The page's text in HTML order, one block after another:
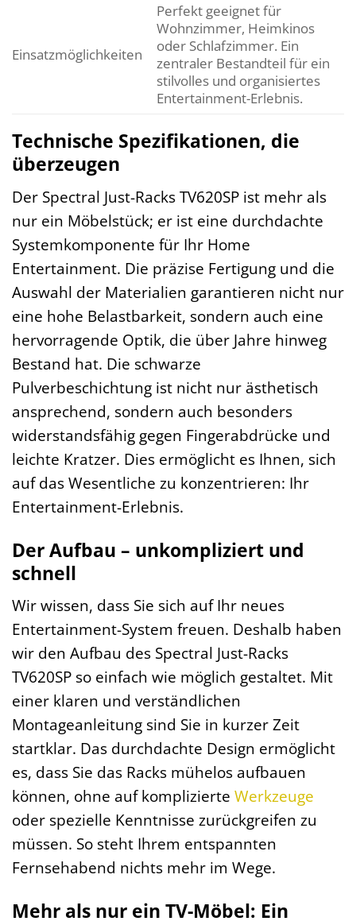
Einsatzmöglichkeiten
Perfekt geeignet für
Wohnzimmer, Heimkinos
oder Schlafzimmer. Ein
zentraler Bestandteil für ein
stilvolles und organisiertes
Entertainment-Erlebnis.
Technische Spezifikationen, die
überzeugen
Der Spectral Just-Racks TV620SP ist mehr als
nur ein Möbelstück; er ist eine durchdachte
Systemkomponente für Ihr Home
Entertainment. Die präzise Fertigung und die
Auswahl der Materialien garantieren nicht nur
eine hohe Belastbarkeit, sondern auch eine
hervorragende Optik, die über Jahre hinweg
Bestand hat. Die schwarze
Pulverbeschichtung ist nicht nur ästhetisch
ansprechend, sondern auch besonders
widerstandsfähig gegen Fingerabdrücke und
leichte Kratzer. Dies ermöglicht es Ihnen, sich
auf das Wesentliche zu konzentrieren: Ihr
Entertainment-Erlebnis.
Der Aufbau – unkompliziert und
schnell
Wir wissen, dass Sie sich auf Ihr neues
Entertainment-System freuen. Deshalb haben
wir den Aufbau des Spectral Just-Racks
TV620SP so einfach wie möglich gestaltet. Mit
einer klaren und verständlichen
Montageanleitung sind Sie in kurzer Zeit
startklar. Das durchdachte Design ermöglicht
es, dass Sie das Racks mühelos aufbauen
können, ohne auf komplizierte Werkzeuge
oder spezielle Kenntnisse zurückgreifen zu
müssen. So steht Ihrem entspannten
Fernsehabend nichts mehr im Wege.
Mehr als nur ein TV-Möbel: Ein